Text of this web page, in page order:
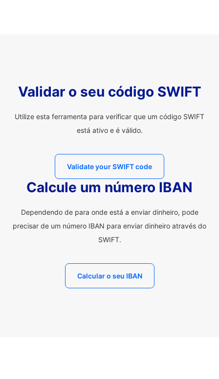
Validar o seu código SWIFT
Utilize esta ferramenta para verificar que um código SWIFT
está ativo e é válido.
Validate your SWIFT code
Calcule um número IBAN
Dependendo de para onde está a enviar dinheiro, pode
precisar de um número IBAN para enviar dinheiro através do
SWIFT.
Calcular o seu IBAN